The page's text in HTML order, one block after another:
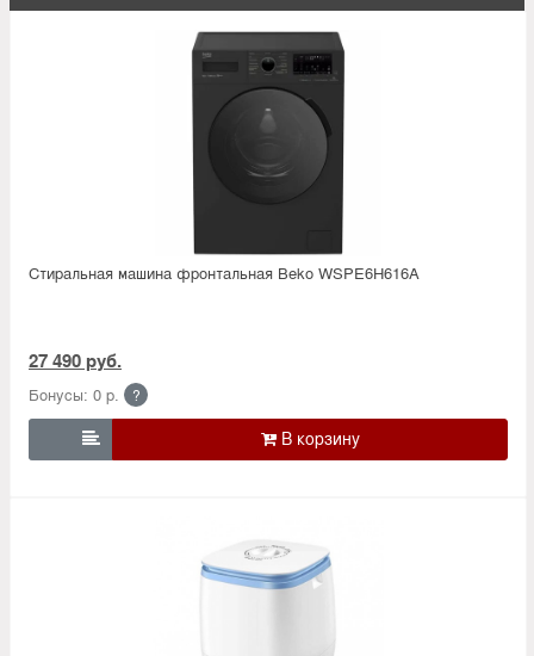
Стиральная машина фронтальная Beko WSPE6H616A
27 490 руб.
Бонусы: 0 р. ?
